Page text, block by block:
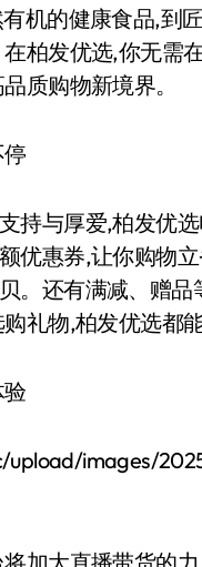
机的健康食品,到
柏发优选,你无需
质购物新境界。
持与厚爱,柏发优
优惠券,让你购物
。还有满减、赠
礼物,柏发优选都